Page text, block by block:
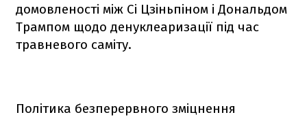
домовленості між Сі Цзіньпіном і Дональдом
Трампом щодо денуклеаризації під час
травневого саміту.
Політика безперервного зміцнення